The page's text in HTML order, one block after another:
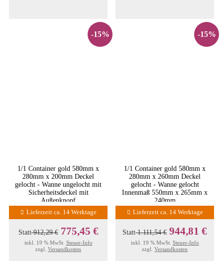
-15%
1/1 Container gold 580mm x
280mm x 200mm Deckel
gelocht - Wanne ungelocht mit
Sicherheitsdeckel mit
Außenknopf
Lieferzeit ca. 14 Werktage
Statt912,29 € 775,45 €
inkl. 19 % MwSt. Steuer-Info
zzgl. Versandkosten
-15%
1/1 Container gold 580mm x
280mm x 260mm Deckel
gelocht - Wanne gelocht
Innenmaß 550mm x 265mm x
240mm
Lieferzeit ca. 14 Werktage
Statt1.111,54 € 944,81 €
inkl. 19 % MwSt. Steuer-Info
zzgl. Versandkosten